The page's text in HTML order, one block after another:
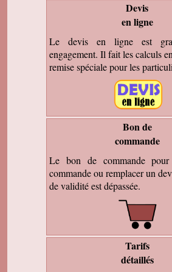
Devis
en ligne
Le devis en ligne est
engagement. Il fait les calculs
remise spéciale pour les
Bon de
commande
Le bon de commande pour
commande ou remplacer un
de validité est dépassée.
Tarifs
détaillés